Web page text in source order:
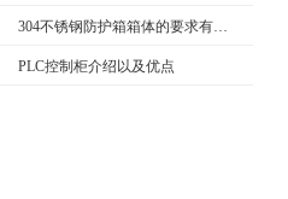
304不锈钢防护箱箱体的要求有哪些
PLC控制柜介绍以及优点